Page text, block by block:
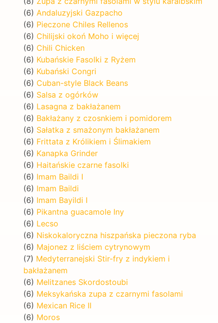
(6) Andaluzyjski Gazpacho
(6) Pieczone Chiles Rellenos
(6) Chilijski okoń Moho i więcej
(6) Chili Chicken
(6) Kubańskie Fasolki z Ryżem
(6) Kubański Congri
(6) Cuban-style Black Beans
(6) Salsa z ogórków
(6) Lasagna z bakłażanem
(6) Bakłażany z czosnkiem i pomidorem
(6) Sałatka z smażonym bakłażanem
(6) Frittata z Królikiem i Ślimakiem
(6) Kanapka Grinder
(6) Haitańskie czarne fasolki
(6) Imam Baildi I
(6) Imam Baildi
(6) Imam Bayildi I
(6) Pikantna guacamole Iny
(6) Lecso
(6) Niskokaloryczna hiszpańska pieczona ryba
(6) Majonez z liściem cytrynowym
(7) Medyterranejski Stir-fry z indykiem i
bakłażanem
(6) Melitzanes Skordostoubi
(6) Meksykańska zupa z czarnymi fasolami
(6) Mexican Rice II
(6) Moros